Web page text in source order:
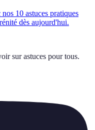
10 astuces pratiques
dès aujourd'hui.
sur astuces pour tous.